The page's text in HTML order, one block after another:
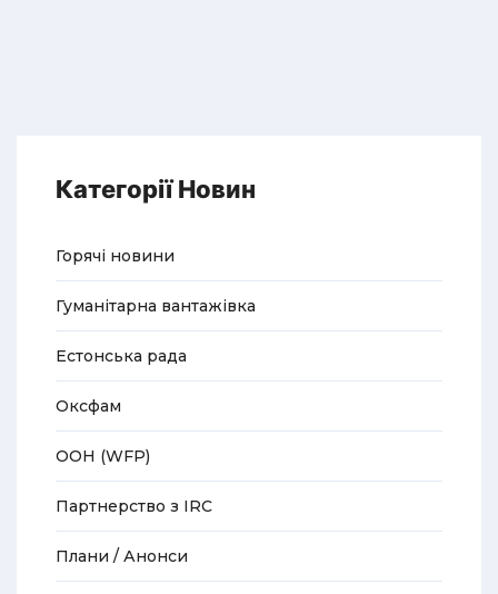
Категорії Новин
Горячі новини
Гуманітарна вантажівка
Естонська рада
Оксфам
ООН (WFP)
Партнерство з IRC
Плани / Анонси